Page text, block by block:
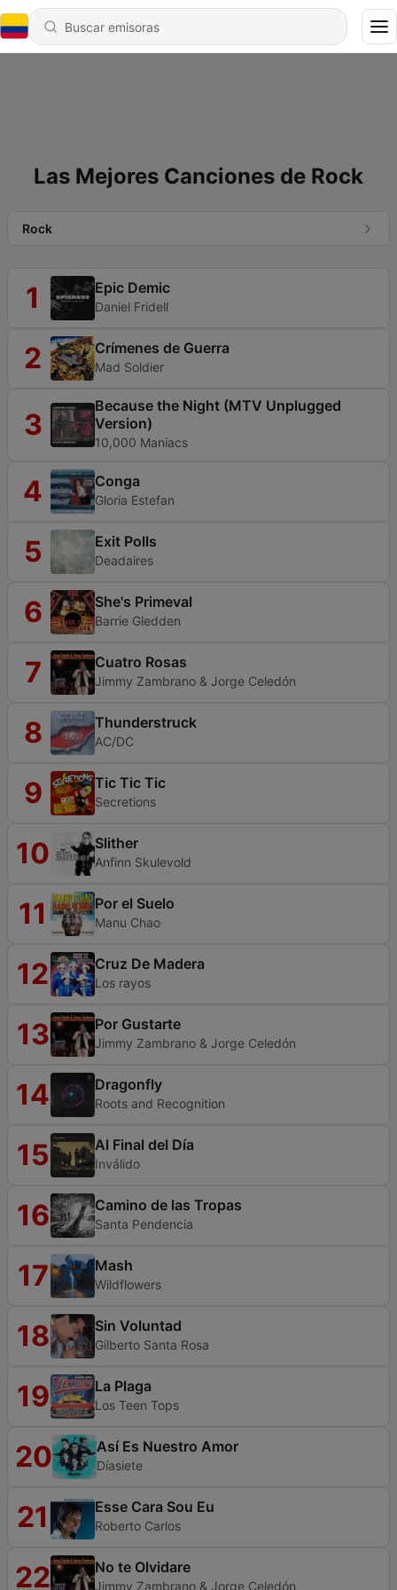
Las Mejores Canciones de Rock
Rock
1 Epic Demic
Daniel Fridell
2 Crímenes de Guerra
Mad Soldier
3
Because the Night (MTV Unplugged
Version)
10,000 Maniacs
4 Conga
Gloria Estefan
5 Exit Polls
Deadaires
6 She's Primeval
Barrie Gledden
7 Cuatro Rosas
Jimmy Zambrano & Jorge Celedón
8 Thunderstruck
AC/DC
9 Tic Tic Tic
Secretions
10 Slither
Anfinn Skulevold
11 Por el Suelo
Manu Chao
12 Cruz De Madera
Los rayos
13 Por Gustarte
Jimmy Zambrano & Jorge Celedón
14 Dragonfly
Roots and Recognition
15 Al Final del Día
Inválido
16 Camino de las Tropas
Santa Pendencia
17 Mash
Wildflowers
18 Sin Voluntad
Gilberto Santa Rosa
19 La Plaga
Los Teen Tops
20 Así Es Nuestro Amor
Díasiete
21 Esse Cara Sou Eu
Roberto Carlos
22 No te Olvidare
Jimmy Zambrano & Jorge Celedón